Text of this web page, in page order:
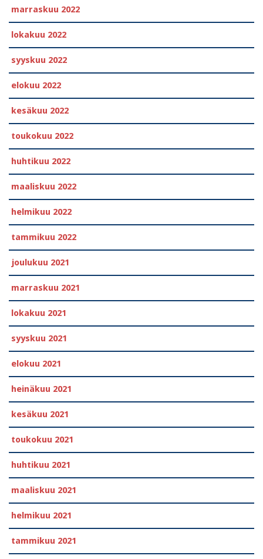
marraskuu 2022
lokakuu 2022
syyskuu 2022
elokuu 2022
kesäkuu 2022
toukokuu 2022
huhtikuu 2022
maaliskuu 2022
helmikuu 2022
tammikuu 2022
joulukuu 2021
marraskuu 2021
lokakuu 2021
syyskuu 2021
elokuu 2021
heinäkuu 2021
kesäkuu 2021
toukokuu 2021
huhtikuu 2021
maaliskuu 2021
helmikuu 2021
tammikuu 2021